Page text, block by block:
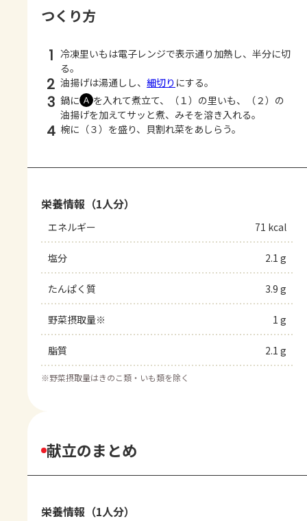
つくり方
1 冷凍里いもは電子レンジで表示通り加熱し、半分に切
る。
2 油揚げは湯通しし、 細切り にする。
3 鍋に Ａ を入れて煮立て、（１）の里いも、（２）の
油揚げを加えてサッと煮、みそを溶き入れる。
4 椀に（３）を盛り、貝割れ菜をあしらう。
栄養情報（1人分）
エネルギー 71 kcal
塩分 2.1 g
たんぱく質 3.9 g
野菜摂取量※ 1 g
脂質 2.1 g
※野菜摂取量はきのこ類・いも類を除く
献立のまとめ
栄養情報（1人分）